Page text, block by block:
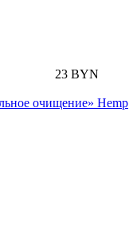
23 BYN
очищение» Hemp